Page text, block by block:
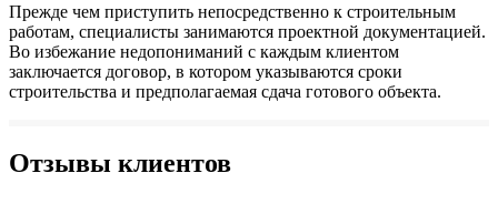
Прежде чем приступить непосредственно к строительным
работам, специалисты занимаются проектной документацией.
Во избежание недопониманий с каждым клиентом
заключается договор, в котором указываются сроки
строительства и предполагаемая сдача готового объекта.
Отзывы клиентов